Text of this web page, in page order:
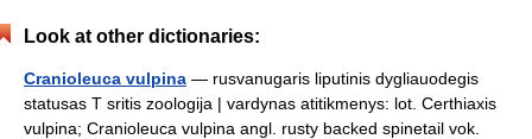
Look at other dictionaries:
Cranioleuca vulpina — rusvanugaris liputinis dygliauodegis
statusas T sritis zoologija | vardynas atitikmenys: lot. Certhiaxis
vulpina; Cranioleuca vulpina angl. rusty backed spinetail vok.